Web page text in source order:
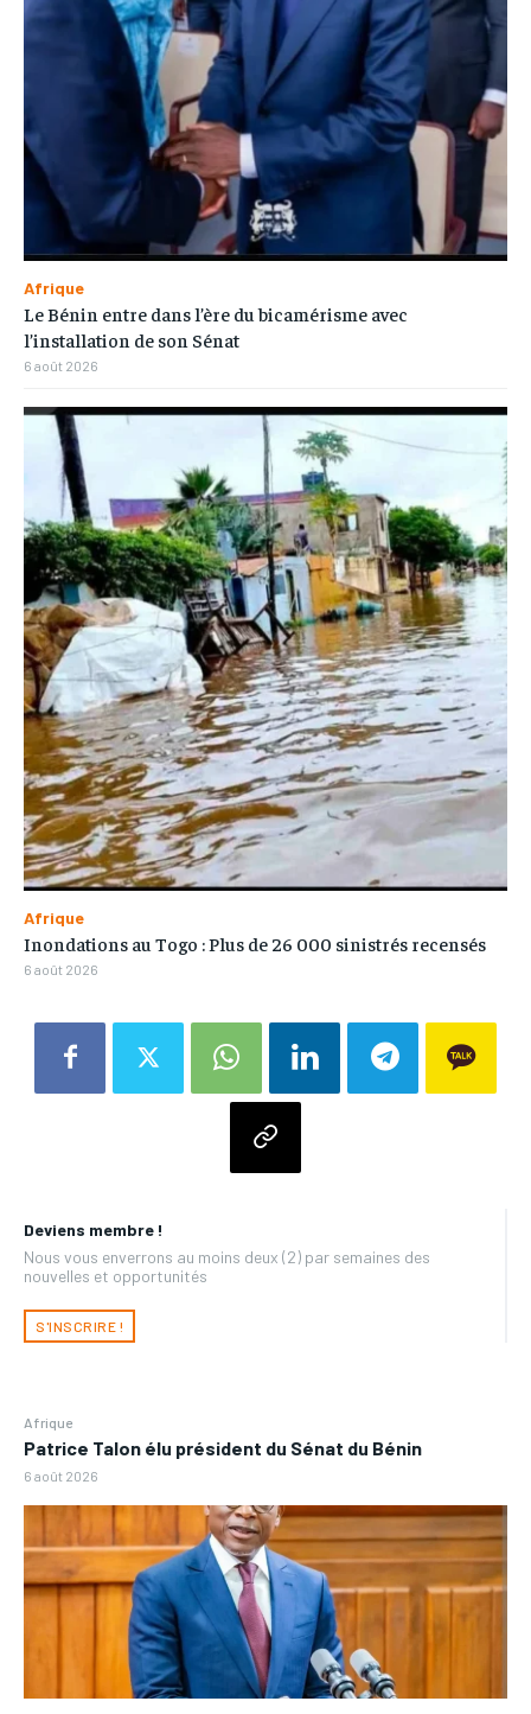
Deviens membre !
Nous vous enverrons au moins deux (2) par semaines des
nouvelles et opportunités
S'INSCRIRE !
Afrique
Patrice Talon élu président du Sénat du Bénin
6 août 2026
Afrique
Le Bénin entre dans l’ère du bicamérisme avec
l’installation de son Sénat
6 août 2026
Afrique
Inondations au Togo : Plus de 26 000 sinistrés recensés
6 août 2026